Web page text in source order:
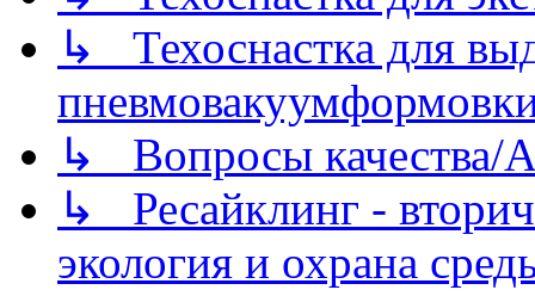
↳ Техоснастка для
↳ Вопросы качества/
↳ Ресайклинг -
экология и охрана